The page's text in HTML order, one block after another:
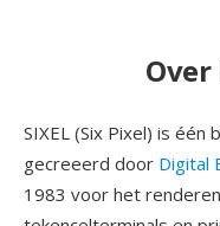
SIXEL (Six Pixel) is
gecreeerd door Digital
1983 voor het